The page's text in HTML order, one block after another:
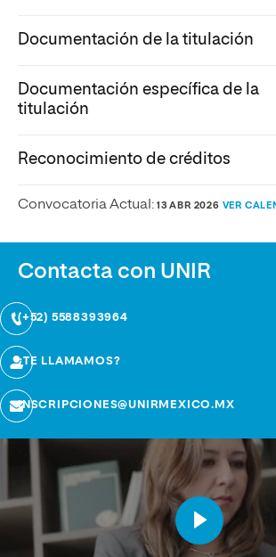
Documentación de la titulación
Documentación específica de la
titulación
Reconocimiento de créditos
Convocatoria Actual: 13 ABR 2026 VER
Contacta con UNIR
(+52) 5588393964
¿TE LLAMAMOS?
INSCRIPCIONES@UNIRMEXICO.MX